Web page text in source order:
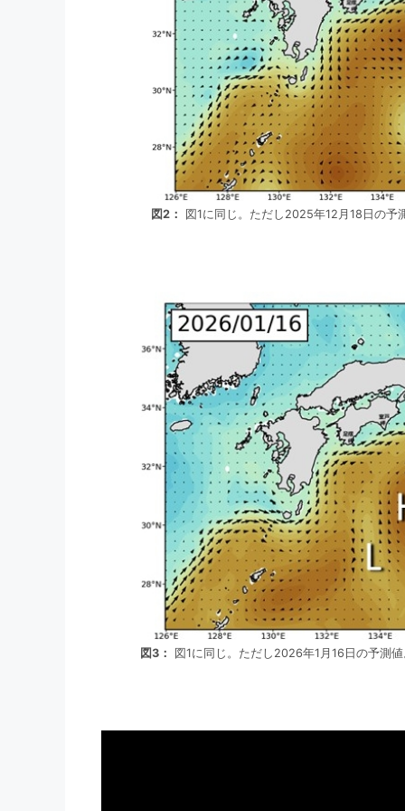
図2： 図1に同じ。ただし2025年12月18日の予
図3： 図1に同じ。ただし2026年1月16日の予測